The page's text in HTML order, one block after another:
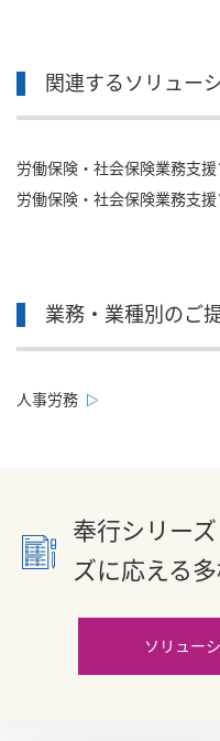
関連するソリュー
労働保険・社会保険業務支
労働保険・社会保険業務支
業務・業種別のご
人事労務
奉行シリー
ズに応える
ソリュー